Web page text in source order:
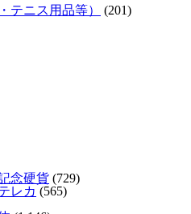
テニス用品等）
(201)
念硬貨 (729)
レカ (565)